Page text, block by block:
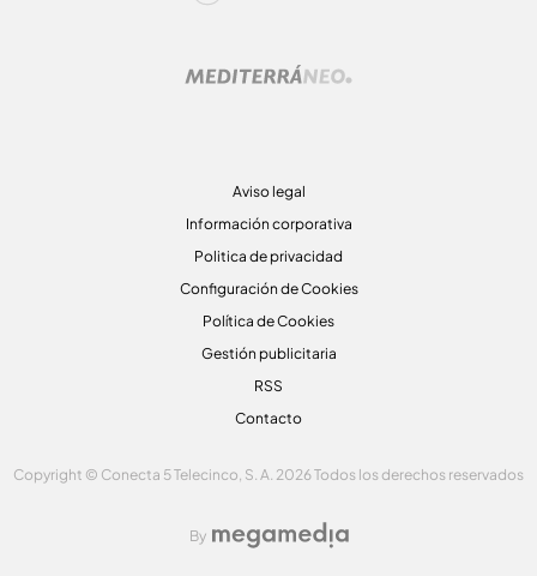
Aviso legal
Información corporativa
Politica de privacidad
Configuración de Cookies
Política de Cookies
Gestión publicitaria
RSS
Contacto
Copyright © Conecta 5 Telecinco, S. A. 2026 Todos los derechos reservados
By